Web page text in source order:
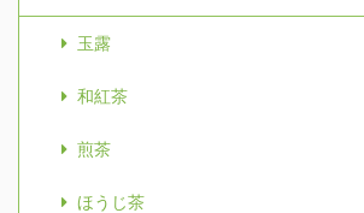
玉露
和紅茶
煎茶
ほうじ茶